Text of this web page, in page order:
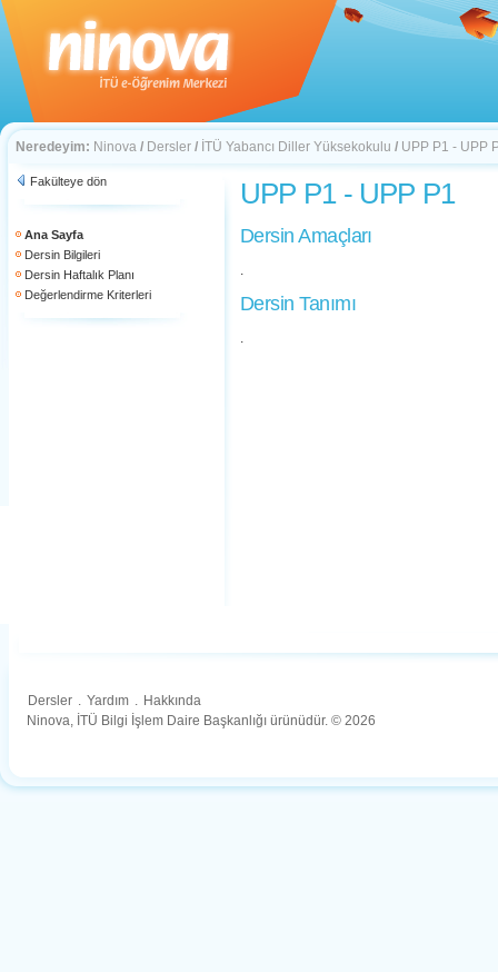
Neredeyim: Ninova / Dersler / İTÜ Yabancı Diller Yüksekokulu / UPP P1 - UPP
Fakülteye dön
Ana Sayfa
Dersin Bilgileri
Dersin Haftalık Planı
Değerlendirme Kriterleri
UPP P1 - UPP P1
Dersin Amaçları
.
Dersin Tanımı
.
Dersler . Yardım . Hakkında
Ninova, İTÜ Bilgi İşlem Daire Başkanlığı ürünüdür. © 2026